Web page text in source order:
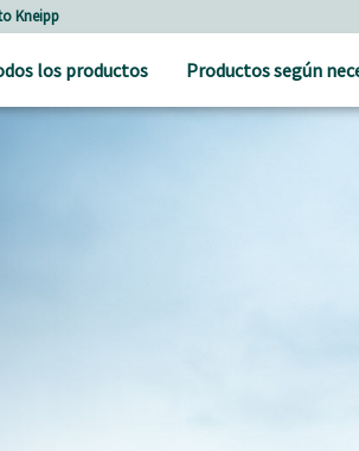
Kneipp
los productos Productos según